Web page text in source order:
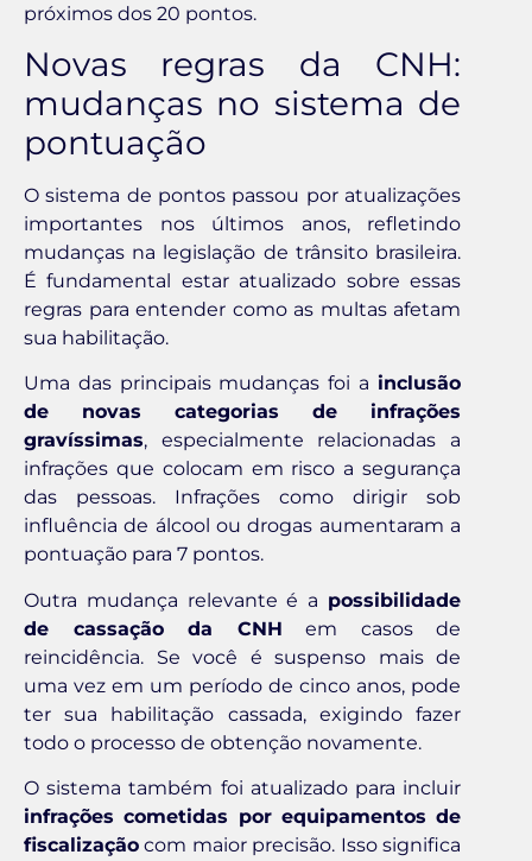
próximos dos 20 pontos.
Novas regras da CNH:
mudanças no sistema de
pontuação
O sistema de pontos passou por atualizações
importantes nos últimos anos, refletindo
mudanças na legislação de trânsito brasileira.
É fundamental estar atualizado sobre essas
regras para entender como as multas afetam
sua habilitação.
Uma das principais mudanças foi a inclusão
de novas categorias de infrações
gravíssimas, especialmente relacionadas a
infrações que colocam em risco a segurança
das pessoas. Infrações como dirigir sob
influência de álcool ou drogas aumentaram a
pontuação para 7 pontos.
Outra mudança relevante é a possibilidade
de cassação da CNH em casos de
reincidência. Se você é suspenso mais de
uma vez em um período de cinco anos, pode
ter sua habilitação cassada, exigindo fazer
todo o processo de obtenção novamente.
O sistema também foi atualizado para incluir
infrações cometidas por equipamentos de
fiscalização com maior precisão. Isso significa